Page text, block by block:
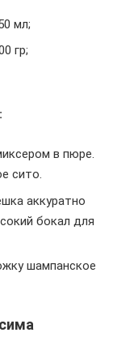
мл;
гр;
в пюре.
сито.
аккуратно
бокал для
шампанское